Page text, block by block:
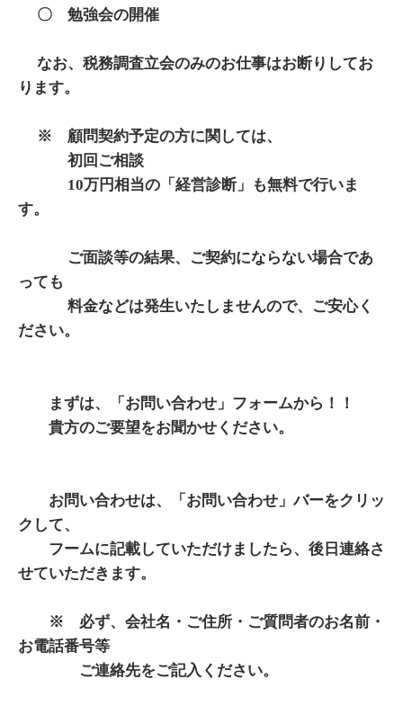
〇 勉強会の開催
なお、税務調査立会のみのお仕事はお断りしてお
ります。
※ 顧問契約予定の方に関しては、
初回ご相談
10万円相当の「経営診断」も無料で行いま
す。
ご面談等の結果、ご契約にならない場合であ
っても
料金などは発生いたしませんので、ご安心く
ださい。
まずは、「お問い合わせ」フォームから！！
貴方のご要望をお聞かせください。
お問い合わせは、「お問い合わせ」バーをクリッ
クして、
フームに記載していただけましたら、後日連絡さ
せていただきます。
※ 必ず、会社名・ご住所・ご質問者のお名前・
お電話番号等
ご連絡先をご記入ください。